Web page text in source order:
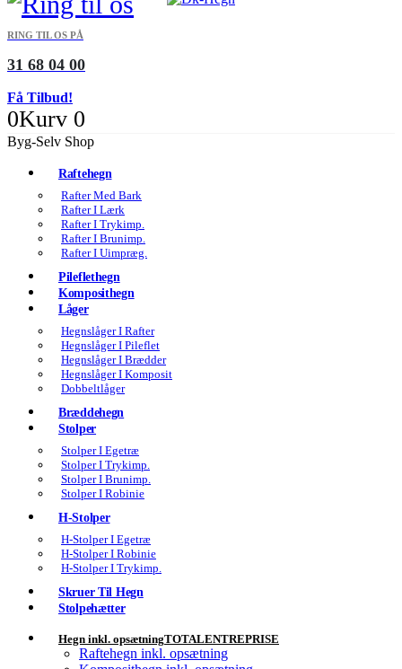
RING TIL OS PÅ
31 68 04 00
Få Tilbud!
0Kurv 0
Byg-Selv Shop
Raftehegn
Rafter Med Bark
Rafter I Lærk
Rafter I Trykimp.
Rafter I Brunimp.
Rafter I Uimpræg.
Pileflethegn
Komposithegn
Låger
Hegnslåger I Rafter
Hegnslåger I Pileflet
Hegnslåger I Brædder
Hegnslåger I Komposit
Dobbeltlåger
Bræddehegn
Stolper
Stolper I Egetræ
Stolper I Trykimp.
Stolper I Brunimp.
Stolper I Robinie
H-Stolper
H-Stolper I Egetræ
H-Stolper I Robinie
H-Stolper I Trykimp.
Skruer Til Hegn
Stolpehætter
Hegn inkl. opsætningTOTALENTREPRISE
Raftehegn inkl. opsætning